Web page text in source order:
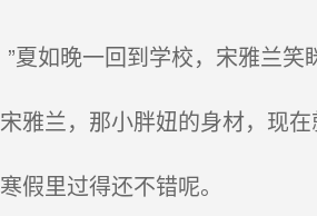
如晚一回到学校，宋雅兰笑
兰，那小胖妞的身材，现在
里过得还不错呢。